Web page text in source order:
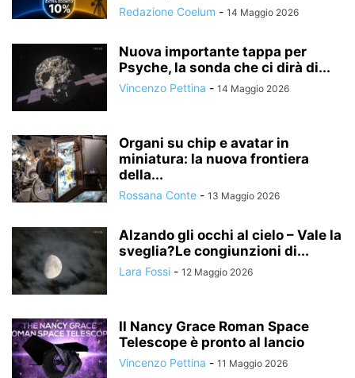
Redazione Coelum - 14 Maggio 2026
Nuova importante tappa per
Psyche, la sonda che ci dirà di...
Vincenzo Pettina - 14 Maggio 2026
Organi su chip e avatar in
miniatura: la nuova frontiera
della...
Rossana Conte - 13 Maggio 2026
Alzando gli occhi al cielo – Vale la
sveglia?Le congiunzioni di...
Lara Fossi - 12 Maggio 2026
Il Nancy Grace Roman Space
Telescope è pronto al lancio
Vincenzo Pettina - 11 Maggio 2026